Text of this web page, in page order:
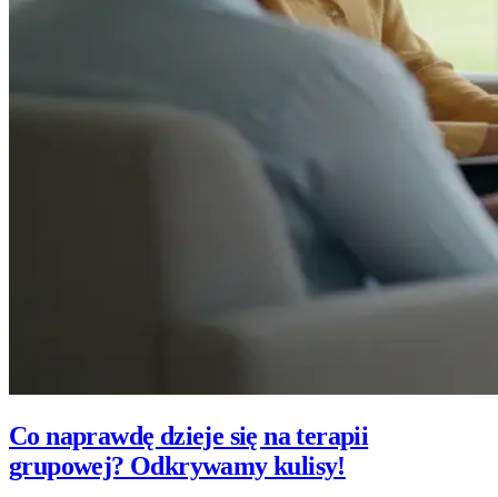
Co naprawdę dzieje się na terapii
grupowej? Odkrywamy kulisy!